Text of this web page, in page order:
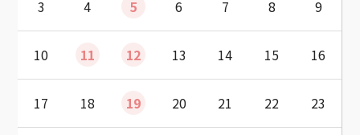
3 4 5 6 7 8 9
10 11 12 13 14 15 16
17 18 19 20 21 22 23